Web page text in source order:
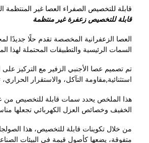
قابلة للتخصيص الصفراء العصا غير المنتظمة
قابلة للتخصيص زعفرة غير منتظمة
العصا الزعفرانية المخصصة تقدم حلًا جديدًا
السمات الرئيسية والتطبيقات المحتملة لهذا
تم تصميم عصا الأجنبي الزفير مع التركيز
استثنائية,مقاومة التآكل، والاستقرار
هذا الملخص يحدد سمات قابلة للتخصيص من
الخفيف وخصائص العزل الكهربائي تجعلها
من خلال تكوينات قابلة للتخصيص، هذا
متفوقة، يضعها كأصول قيمة في البيئات